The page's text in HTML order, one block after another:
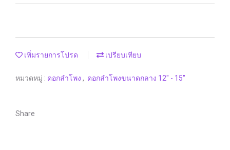
เพิ่มรายการโปรด เปรียบเทียบ
หมวดหมู่ : ดอกลำโพง , ดอกลำโพงขนาดกลาง 12" - 15"
Share